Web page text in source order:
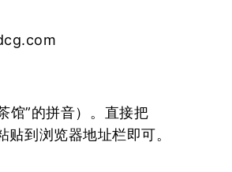
馆”的拼音）。直接把
到浏览器地址栏即可。